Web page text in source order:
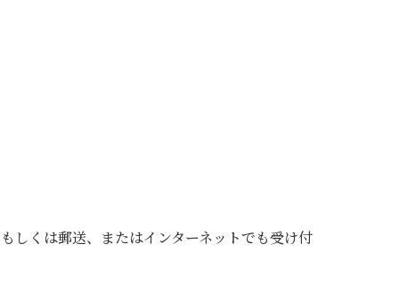
しくは郵送、またはインターネットでも受け付